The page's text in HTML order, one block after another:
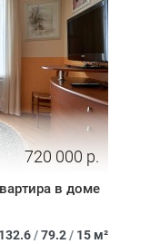
720 000 р.
в доме
132.6/79.2/ 15 м²